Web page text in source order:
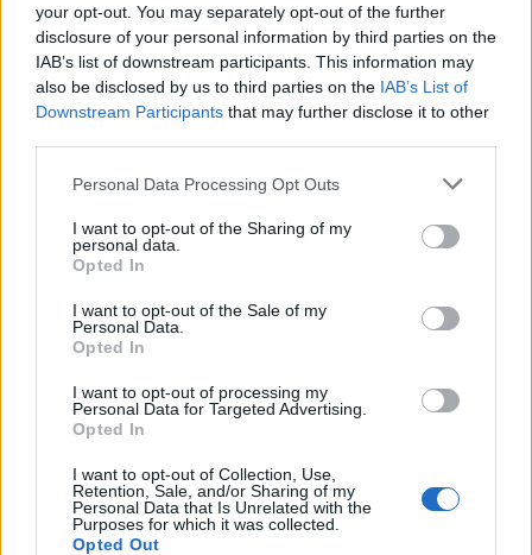
your opt-out. You may separately opt-out of the further
disclosure of your personal information by third parties on the
IAB’s list of downstream participants. This information may
also be disclosed by us to third parties on the IAB’s List of
Downstream Participants that may further disclose it to other
Personal Data Processing Opt Outs
I want to opt-out of the Sharing of my
personal data.
Opted In
I want to opt-out of the Sale of my
Personal Data.
Opted In
I want to opt-out of processing my
Personal Data for Targeted Advertising.
Opted In
I want to opt-out of Collection, Use,
Retention, Sale, and/or Sharing of my
Personal Data that Is Unrelated with the
Purposes for which it was collected.
Opted Out
TAGS: ΝΕΟΧΩΡΙ ΜΕΣΣΗΝΙΑΣ
ΜΑΡΙΑ ΚΑΛΛΑΣ
ΣΥΝΑΥΛΙΑ
ΜΟΥΣΙΚΗ ΒΡΑΔΙΑ
ΟΠΕΡΑ
ΔΗΜΟΣ ΟΙΧΑΛΙΑΣ